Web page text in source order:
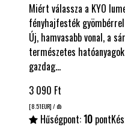
Miért válassza a KYO
fényhajfesték
Új, hamvasabb vonal, a
természetes
gazdag…
3 090 Ft
[8.51EUR] / db
Hűségpont:10 pont